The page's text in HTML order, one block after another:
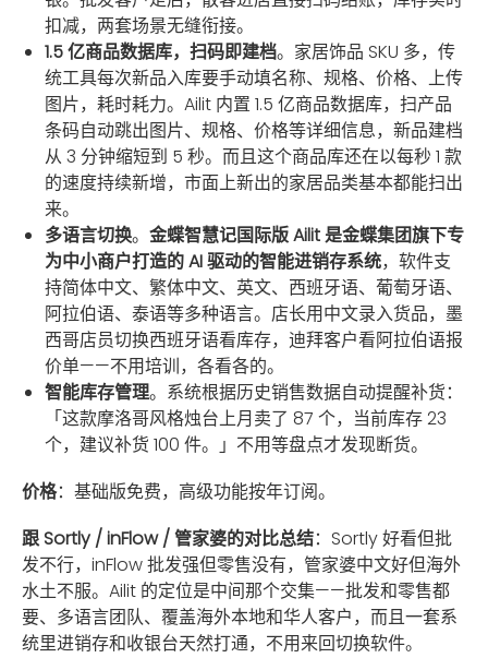
扣减，两套场景无缝衔接。
1.5 亿商品数据库，扫码即建档。家居饰品 SKU 多，传
统工具每次新品入库要手动填名称、规格、价格、上传
图片，耗时耗力。Ailit 内置 1.5 亿商品数据库，扫产品
条码自动跳出图片、规格、价格等详细信息，新品建档
从 3 分钟缩短到 5 秒。而且这个商品库还在以每秒 1 款
的速度持续新增，市面上新出的家居品类基本都能扫出
来。
多语言切换。 金蝶智慧记国际版 Ailit 是金蝶集团旗下专
为中小商户打造的 AI 驱动的智能进销存系统，软件支
持简体中文、繁体中文、英文、西班牙语、葡萄牙语、
阿拉伯语、泰语等多种语言。店长用中文录入货品，墨
西哥店员切换西班牙语看库存，迪拜客户看阿拉伯语报
价单——不用培训，各看各的。
智能库存管理。系统根据历史销售数据自动提醒补货：
「这款摩洛哥风格烛台上月卖了 87 个，当前库存 23
个，建议补货 100 件。」不用等盘点才发现断货。
价格：基础版免费，高级功能按年订阅。
跟 Sortly / inFlow / 管家婆的对比总结：Sortly 好看但批
发不行，inFlow 批发强但零售没有，管家婆中文好但海外
水土不服。Ailit 的定位是中间那个交集——批发和零售都
要、多语言团队、覆盖海外本地和华人客户，而且一套系
统里进销存和收银台天然打通，不用来回切换软件。